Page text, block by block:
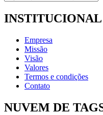
INSTITUCIONAL
Empresa
Missão
Visão
Valores
Termos e condições
Contato
NUVEM DE